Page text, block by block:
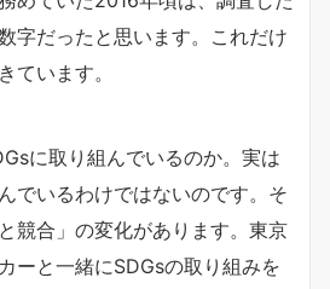
字だったと思います。これだけ
ています。
に取り組んでいるのか。実は
でいるわけではないのです。そ
競合」の変化があります。東京
ーと一緒にSDGsの取り組みを